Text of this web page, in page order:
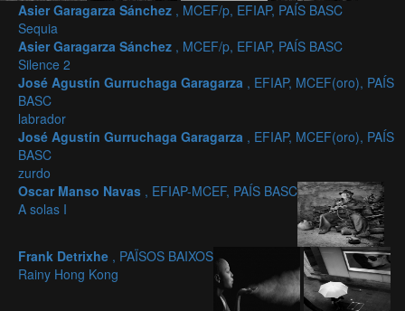
Asier Garagarza Sánchez , MCEF/p, EFIAP, PAÍS BASC
Sequia
Asier Garagarza Sánchez , MCEF/p, EFIAP, PAÍS BASC
Silence 2
José Agustín Gurruchaga Garagarza , EFIAP, MCEF(oro), PAÍS
BASC
labrador
José Agustín Gurruchaga Garagarza , EFIAP, MCEF(oro), PAÍS
BASC
zurdo
Oscar Manso Navas , EFIAP-MCEF, PAÍS BASC
A solas I
Frank Detrixhe , PAÏSOS BAIXOS
Rainy Hong Kong